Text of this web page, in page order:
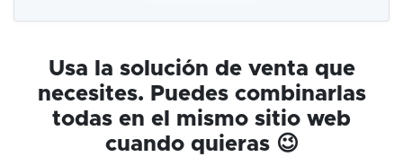
Usa la solución de venta que
necesites. Puedes combinarlas
todas en el mismo sitio web
cuando quieras 😉